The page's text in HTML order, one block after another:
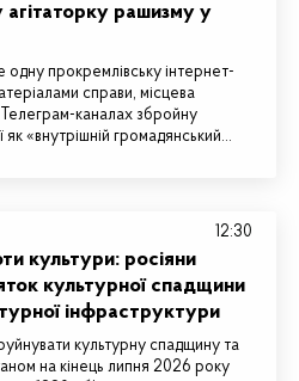
рашизму у
прокремлівську інтернет-
справи, місцева
каналах збройну
«внутрішній громадянський…
культури: росіяни
культурної спадщини
інфраструктури
культурну спадщину та
на кінець липня 2026 року
12:30